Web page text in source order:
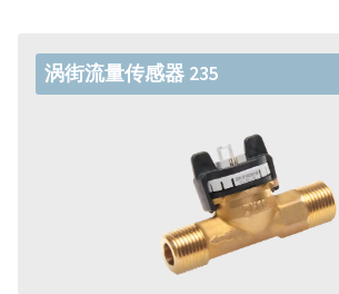
涡街流量传感器 235